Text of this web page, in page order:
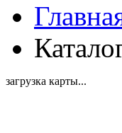
загрузка карты...